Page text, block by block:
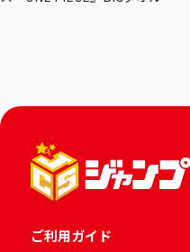
ご利用ガイド